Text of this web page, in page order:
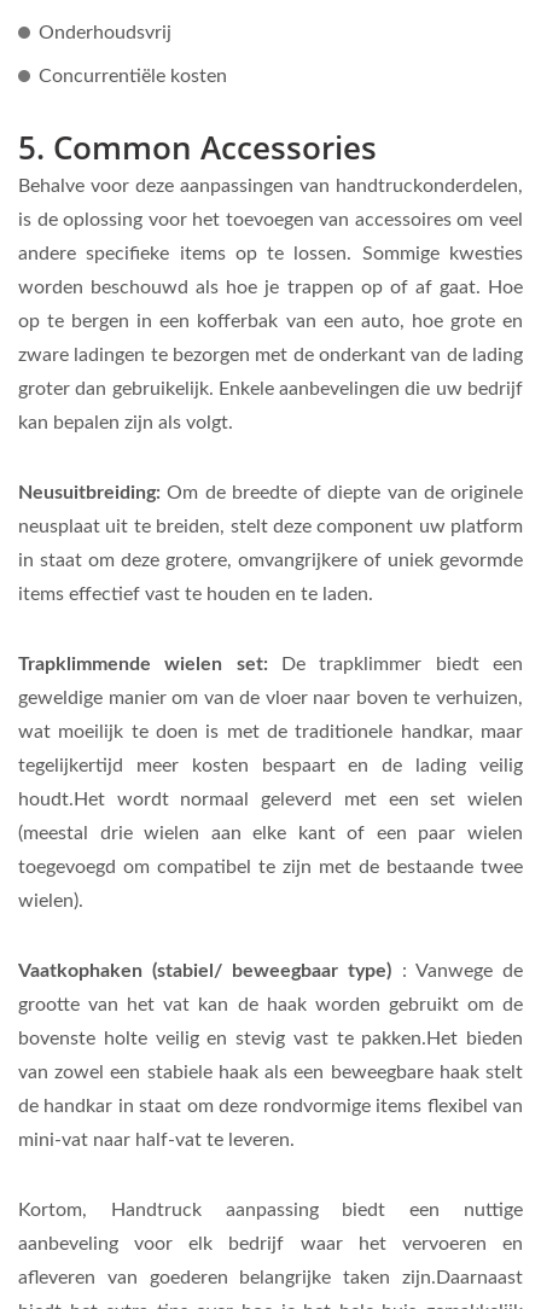
Onderhoudsvrij
Concurrentiële kosten
5. Common Accessories
Behalve voor deze aanpassingen van handtruckonderdelen,
is de oplossing voor het toevoegen van accessoires om veel
andere specifieke items op te lossen. Sommige kwesties
worden beschouwd als hoe je trappen op of af gaat. Hoe
op te bergen in een kofferbak van een auto, hoe grote en
zware ladingen te bezorgen met de onderkant van de lading
groter dan gebruikelijk. Enkele aanbevelingen die uw bedrijf
kan bepalen zijn als volgt.
Neusuitbreiding:Om de breedte of diepte van de originele
neusplaat uit te breiden, stelt deze component uw platform
in staat om deze grotere, omvangrijkere of uniek gevormde
items effectief vast te houden en te laden.
Trapklimmende wielen set: De trapklimmer biedt een
geweldige manier om van de vloer naar boven te verhuizen,
wat moeilijk te doen is met de traditionele handkar, maar
tegelijkertijd meer kosten bespaart en de lading veilig
houdt.Het wordt normaal geleverd met een set wielen
(meestal drie wielen aan elke kant of een paar wielen
toegevoegd om compatibel te zijn met de bestaande twee
wielen).
Vaatkophaken (stabiel/ beweegbaar type) : Vanwege de
grootte van het vat kan de haak worden gebruikt om de
bovenste holte veilig en stevig vast te pakken.Het bieden
van zowel een stabiele haak als een beweegbare haak stelt
de handkar in staat om deze rondvormige items flexibel van
mini-vat naar half-vat te leveren.
Kortom, Handtruck aanpassing
biedt een nuttige
aanbeveling voor elk bedrijf waar het vervoeren en
afleveren van goederen belangrijke taken zijn.Daarnaast